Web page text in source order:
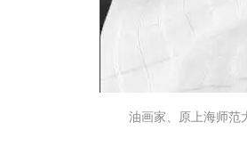
油画家、原上海师范